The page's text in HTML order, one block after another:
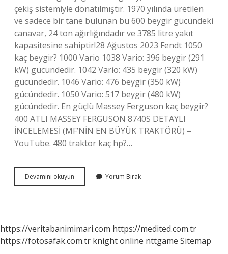
çekiş sistemiyle donatılmıştır. 1970 yılında üretilen
ve sadece bir tane bulunan bu 600 beygir gücündeki
canavar, 24 ton ağırlığındadır ve 3785 litre yakıt
kapasitesine sahiptir!28 Ağustos 2023 Fendt 1050
kaç beygir? 1000 Vario 1038 Vario: 396 beygir (291
kW) gücündedir. 1042 Vario: 435 beygir (320 kW)
gücündedir. 1046 Vario: 476 beygir (350 kW)
gücündedir. 1050 Vario: 517 beygir (480 kW)
gücündedir. En güçlü Massey Ferguson kaç beygir?
400 ATLI MASSEY FERGUSON 8740S DETAYLI
İNCELEMESİ (MF’NİN EN BÜYÜK TRAKTÖRÜ) –
YouTube. 480 traktör kaç hp?…
Devamını okuyun
Güçlü
Yorum Bırak
https://veritabanimimari.com https://medited.com.tr
https://fotosafak.com.tr knight online nttgame Sitemap